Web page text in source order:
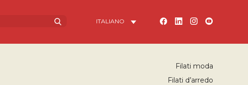
Filati moda
Filati d’arredo